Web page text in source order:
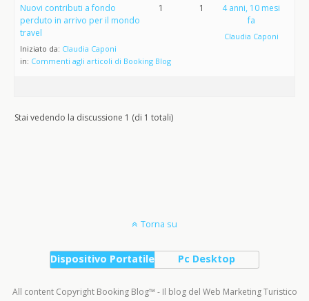
Nuovi contributi a fondo
perduto in arrivo per il mondo
travel
Iniziato da: Claudia Caponi
in: Commenti agli articoli di Booking Blog
1 1
4 anni, 10 mesi
fa
Claudia Caponi
Stai vedendo la discussione 1 (di 1 totali)
Torna su
Dispositivo Portatile Pc Desktop
All content Copyright Booking Blog™ - Il blog del Web Marketing Turistico